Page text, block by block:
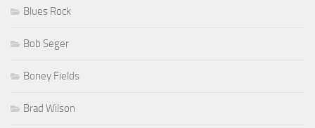
Blues Rock
Bob Seger
Boney Fields
Brad Wilson